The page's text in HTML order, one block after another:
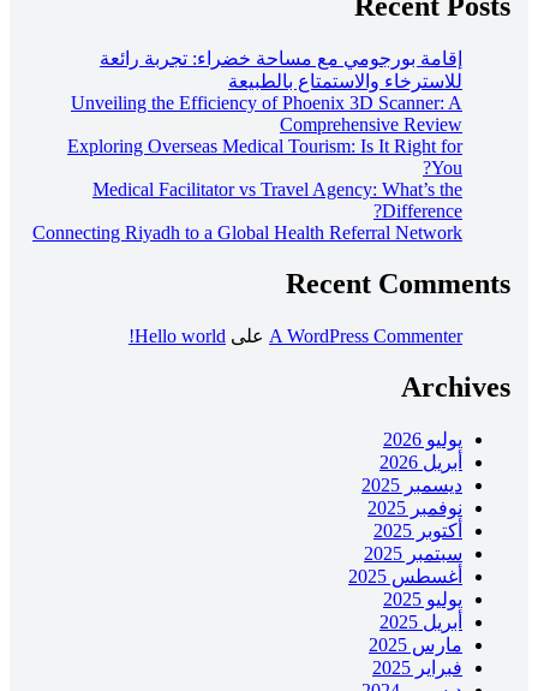
Recent Posts
إقامة بورجومي مع مساحة خضراء: تجربة رائعة
للاسترخاء والاستمتاع بالطبيعة
Unveiling the Efficiency of Phoenix 3D Scanner: A
Comprehensive Review
Exploring Overseas Medical Tourism: Is It Right for
You?
Medical Facilitator vs Travel Agency: What’s the
Difference?
Connecting Riyadh to a Global Health Referral Network
Recent Comments
A WordPress Commenter على Hello world!
Archives
يوليو 2026
أبريل 2026
ديسمبر 2025
نوفمبر 2025
أكتوبر 2025
سبتمبر 2025
أغسطس 2025
يوليو 2025
أبريل 2025
مارس 2025
فبراير 2025